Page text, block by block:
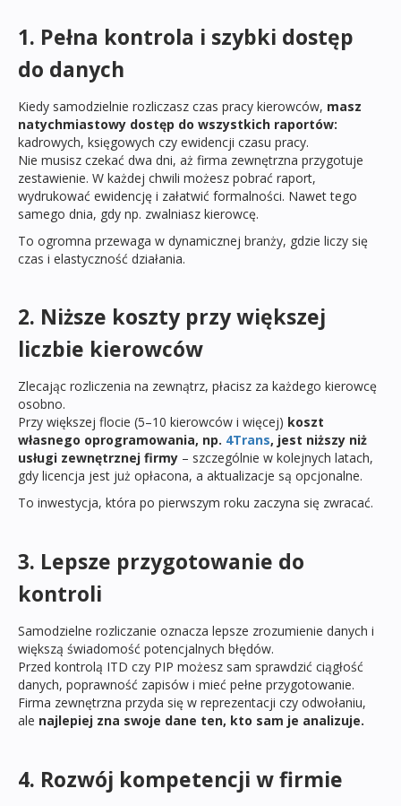
1. Pełna kontrola i szybki dostęp
do danych
Kiedy samodzielnie rozliczasz czas pracy kierowców, masz
natychmiastowy dostęp do wszystkich raportów:
kadrowych, księgowych czy ewidencji czasu pracy.
Nie musisz czekać dwa dni, aż firma zewnętrzna przygotuje
zestawienie. W każdej chwili możesz pobrać raport,
wydrukować ewidencję i załatwić formalności. Nawet tego
samego dnia, gdy np. zwalniasz kierowcę.
To ogromna przewaga w dynamicznej branży, gdzie liczy się
czas i elastyczność działania.
2. Niższe koszty przy większej
liczbie kierowców
Zlecając rozliczenia na zewnątrz, płacisz za każdego kierowcę
osobno.
Przy większej flocie (5–10 kierowców i więcej) koszt
własnego oprogramowania, np. 4Trans, jest niższy niż
usługi zewnętrznej firmy – szczególnie w kolejnych latach,
gdy licencja jest już opłacona, a aktualizacje są opcjonalne.
To inwestycja, która po pierwszym roku zaczyna się zwracać.
3. Lepsze przygotowanie do
kontroli
Samodzielne rozliczanie oznacza lepsze zrozumienie danych i
większą świadomość potencjalnych błędów.
Przed kontrolą ITD czy PIP możesz sam sprawdzić ciągłość
danych, poprawność zapisów i mieć pełne przygotowanie.
Firma zewnętrzna przyda się w reprezentacji czy odwołaniu,
ale najlepiej zna swoje dane ten, kto sam je analizuje.
4. Rozwój kompetencji w firmie